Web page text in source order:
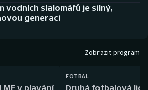
vodních slalomářů je silný,
generaci
Zobrazit program
ME v plavání
FOTBAL
Druhá fotbalová